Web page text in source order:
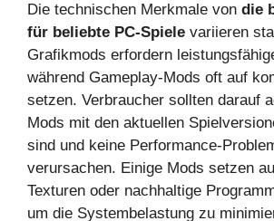
Die technischen Merkmale von die
für beliebte PC-Spiele variieren
Grafikmods erfordern
während Gameplay-Mods oft auf
setzen. Verbraucher sollten darauf
Mods mit den aktuellen
sind und keine Performance-
verursachen. Einige Mods setzen
Texturen oder nachhaltige
um die Systembelastung zu